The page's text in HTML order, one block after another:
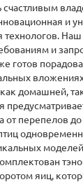
счастливым
и
Наш
и
готов
домашней,
от перепелов
яиц,